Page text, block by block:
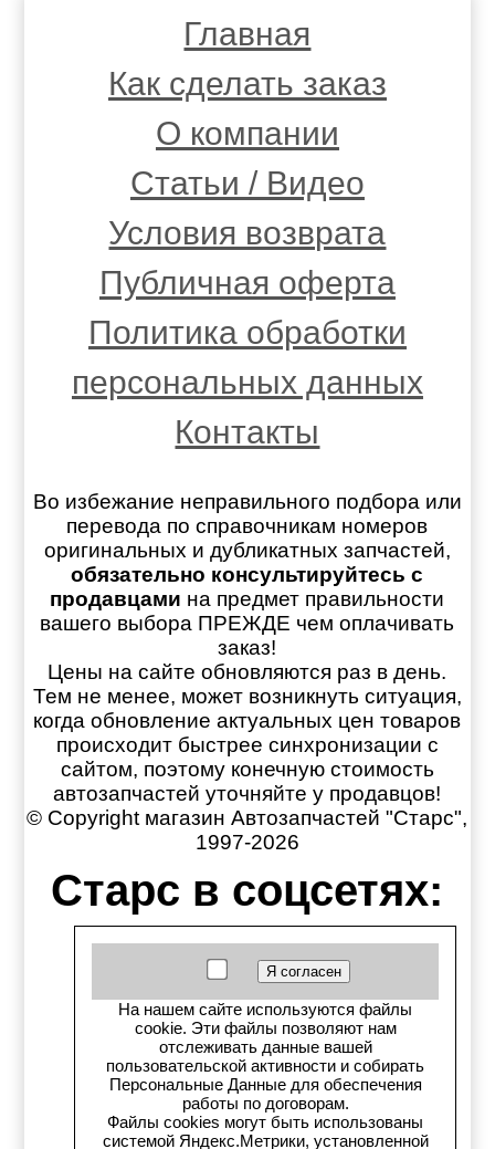
Главная
Как сделать заказ
О компании
Статьи / Видео
Условия возврата
Публичная оферта
Политика обработки
персональных данных
Контакты
Во избежание неправильного подбора или
перевода по справочникам номеров
оригинальных и дубликатных запчастей,
обязательно консультируйтесь с
продавцами на предмет правильности
вашего выбора ПРЕЖДЕ чем оплачивать
заказ!
Цены на сайте обновляются раз в день.
Тем не менее, может возникнуть ситуация,
когда обновление актуальных цен товаров
происходит быстрее синхронизации с
сайтом, поэтому конечную стоимость
автозапчастей уточняйте у продавцов!
© Copyright магазин Автозапчастей "Старс",
1997-2026
Старс в соцсетях:
Старс вКонтакте
Старс в YouTube
Телеграм-канал
Старс на Drom.ru
Старс в auto.ru
На нашем сайте используются файлы
cookie. Эти файлы позволяют нам
отслеживать данные вашей
пользовательской активности и собирать
Персональные Данные для обеспечения
работы по договорам.
Файлы cookies могут быть использованы
системой Яндекс.Метрики, установленной